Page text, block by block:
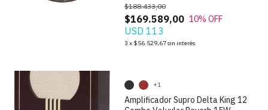
$169.589,00
$188.433,00
10% OFF
USD 113
3 x $56.529,67sin interés
Amplificador Supro Delta King 12
+1